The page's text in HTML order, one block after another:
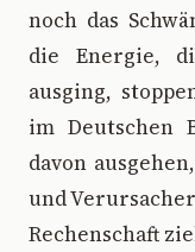
noch das
die Energie,
ausging,
im Deutschen
davon
und
Rechenschaft